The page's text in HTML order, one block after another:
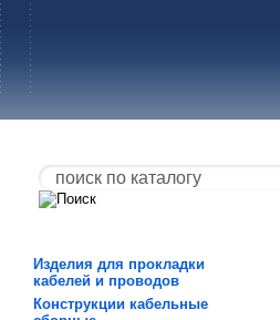
Изделия для прокладки
кабелей и проводов
Конструкции кабельные